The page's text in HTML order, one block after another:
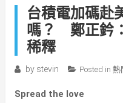
台積電加碼赴
嗎？ 鄭正鈐
稀釋
by stevin Posted in 熱
Spread the love